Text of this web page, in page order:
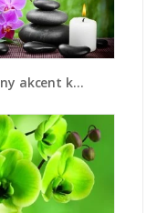
kwiatowy - K810